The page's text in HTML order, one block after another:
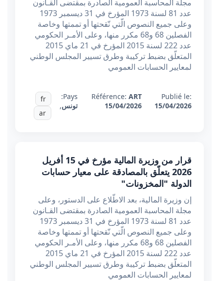
مجلة المحاسبة العمومية الصادرة بمقتضى القـانون
عدد 81 لسنة 1973 المؤرخ في 31 ديسمبر 1973
وعلى جميع النصوص الّتي نّقحتها أو تممتها وخاصة
الفصلين 68 و68 مكرر منها، وعلى الأمـر الحكومي
عدد 222 لسنة 2015 المؤرخ في 21 ماي 2015
المتعلّق بضبط تركيبة وطرق تسيير المجلس الوطني
لمعايير الحسابات العمومي
Publié le:
15/04/2026
Référence:ART
15/04/2026
Pays:
تونس,
fr
ar
قرار من وزيرة المالية مؤرخ في 15 أفريل
2026 يتعلّق بالمصادقة على معيار حسابات
الدولة "المخزونات"
إن وزيرة المالية، بعد الاطّلاع على الدستور، وعلى
مجلة المحاسبة العمومية الصادرة بمقتضى القـانون
عدد 81 لسنة 1973 المؤرخ في 31 ديسمبر 1973
وعلى جميع النصوص الّتي نّقحتها أو تممتها وخاصة
الفصلين 68 و68 مكرر منها، وعلى الأمـر الحكومي
عدد 222 لسنة 2015 المؤرخ في 21 ماي 2015
المتعلّق بضبط تركيبة وطرق تسيير المجلس الوطني
لمعايير الحسابات العمومي